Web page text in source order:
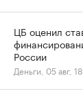
ЦБ оценил
России
Деньги, 05 авг,